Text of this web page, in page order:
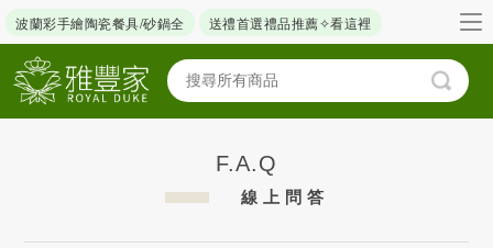
波蘭彩手繪陶瓷餐具/砂鍋全 送禮首選禮品推薦✧看這裡
F.A.Q
線上問答